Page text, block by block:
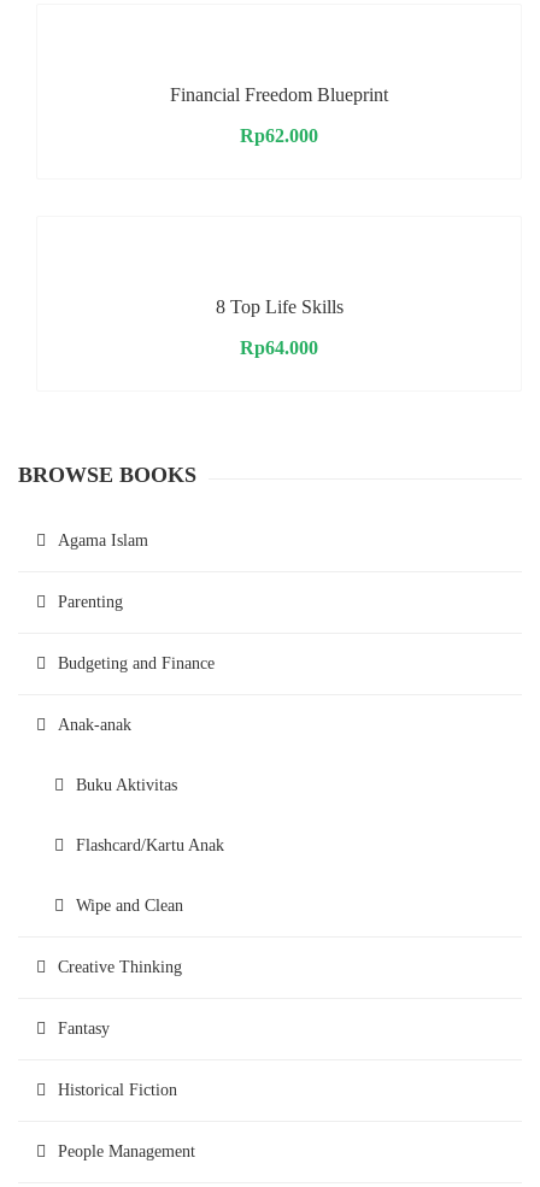
Financial Freedom Blueprint
Rp62.000
8 Top Life Skills
Rp64.000
BROWSE BOOKS
Agama Islam
Parenting
Budgeting and Finance
Anak-anak
Buku Aktivitas
Flashcard/Kartu Anak
Wipe and Clean
Creative Thinking
Fantasy
Historical Fiction
People Management